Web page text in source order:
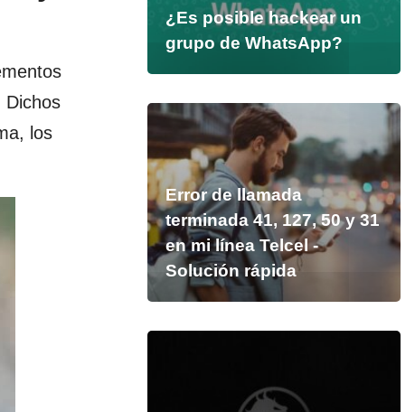
Dichos
los
¿Es posible hackear un
grupo de WhatsApp?
Error de llamada
terminada 41, 127, 50 y 31
en mi línea Telcel -
Solución rápida